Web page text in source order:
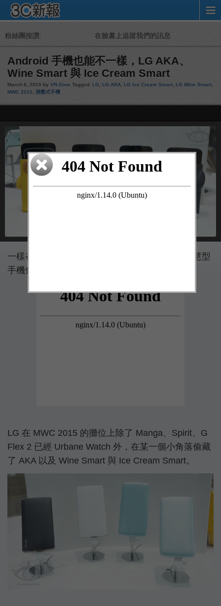
粉絲團按讚: 在臉書上追蹤我們的訊息
Android 手機也能不一樣，LG AKA、
Wine Smart 與 Ice Cream Smart
March 6, 2015 by VR-Zone Tagged: LG LG AKA LG Ice Cream Smart LG Wine Smart
MWC 2015
摺疊式手機
一樣在 LG 攤位上，多款比較特別的 Android 智慧型
手機也出現在其中。
LG 在 MWC 2015 的攤位上除了 Manga、Spirit、G
Flex 2 已經 Urbane Watch 外，在某一個小角落偷藏
了 AKA 以及 Wine Smart 與 Ice Cream Smart。